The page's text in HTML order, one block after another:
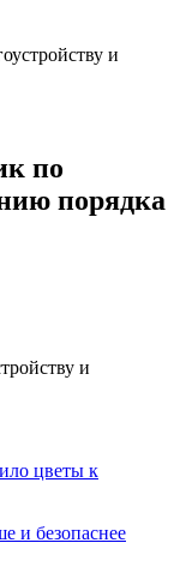
и
по
порядка
цветы к
и безопаснее